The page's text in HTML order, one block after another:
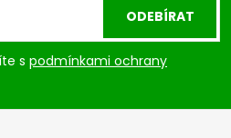
s podmínkami ochrany
ODEBÍRAT